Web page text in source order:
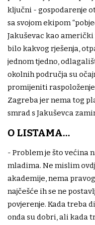
ključni - gospodarenje
sa svojom ekipom
Jakuševac kao
bilo kakvog rješenja,
jednom tjedno,
okolnih područja su
promijeniti
Zagreba jer nema tog
smrad s Jakuševca
O LISTAMA...
- Problem je što većina
mladima. Ne mislim
akademije, nema
najčešće ih se ne
povjerenje. Kada treba
onda su dobri, ali kada